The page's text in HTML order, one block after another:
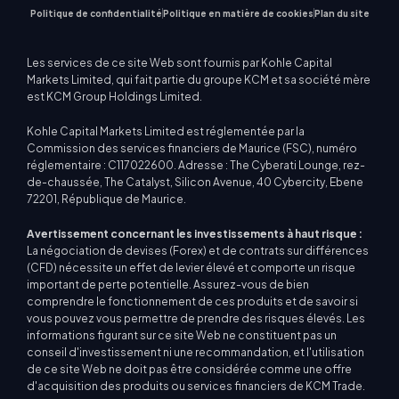
Politique de confidentialitéPolitique en matière de cookiesPlan du site
Les services de ce site Web sont fournis par Kohle Capital
Markets Limited, qui fait partie du groupe KCM et sa société mère
est KCM Group Holdings Limited.
Kohle Capital Markets Limited est réglementée par la
Commission des services financiers de Maurice (FSC), numéro
réglementaire : C117022600. Adresse : The Cyberati Lounge, rez-
de-chaussée, The Catalyst, Silicon Avenue, 40 Cybercity, Ebene
72201, République de Maurice.
Avertissement concernant les investissements à haut risque :
La négociation de devises (Forex) et de contrats sur différences
(CFD) nécessite un effet de levier élevé et comporte un risque
important de perte potentielle. Assurez-vous de bien
comprendre le fonctionnement de ces produits et de savoir si
vous pouvez vous permettre de prendre des risques élevés. Les
informations figurant sur ce site Web ne constituent pas un
conseil d'investissement ni une recommandation, et l'utilisation
de ce site Web ne doit pas être considérée comme une offre
d'acquisition des produits ou services financiers de KCM Trade.